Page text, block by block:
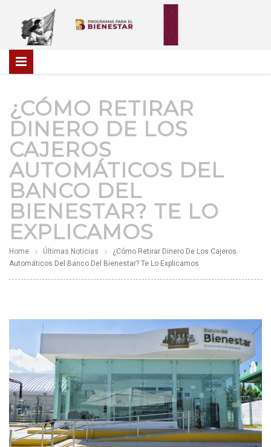
¿CÓMO RETIRAR
DINERO DE LOS
CAJEROS
AUTOMÁTICOS DEL
BANCO DEL
BIENESTAR? TE LO
EXPLICAMOS
Home Últimas Noticias
¿Cómo Retirar Dinero De Los Cajeros
Automáticos Del Banco Del Bienestar? Te Lo Explicamos